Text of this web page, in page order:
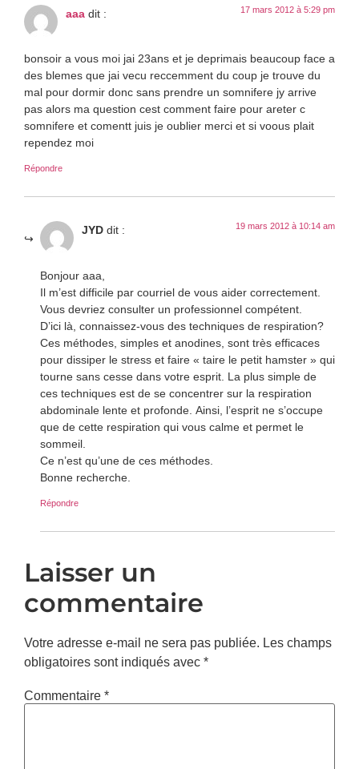
aaa dit : 17 mars 2012 à 5:29 pm
bonsoir a vous moi jai 23ans et je deprimais beaucoup face a
des blemes que jai vecu reccemment du coup je trouve du
mal pour dormir donc sans prendre un somnifere jy arrive
pas alors ma question cest comment faire pour areter c
somnifere et comentt juis je oublier merci et si voous plait
rependez moi
Répondre
JYD dit : 19 mars 2012 à 10:14 am
Bonjour aaa,
Il m’est difficile par courriel de vous aider correctement.
Vous devriez consulter un professionnel compétent.
D’ici là, connaissez-vous des techniques de respiration?
Ces méthodes, simples et anodines, sont très efficaces
pour dissiper le stress et faire « taire le petit hamster » qui
tourne sans cesse dans votre esprit. La plus simple de
ces techniques est de se concentrer sur la respiration
abdominale lente et profonde. Ainsi, l’esprit ne s’occupe
que de cette respiration qui vous calme et permet le
sommeil.
Ce n’est qu’une de ces méthodes.
Bonne recherche.
Répondre
Laisser un
commentaire
Votre adresse e-mail ne sera pas publiée. Les champs
obligatoires sont indiqués avec*
Commentaire*